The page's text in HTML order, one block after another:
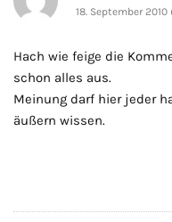
18. September 2010
Hach wie feige die
schon alles aus.
Meinung darf hier jeder
äußern wissen.